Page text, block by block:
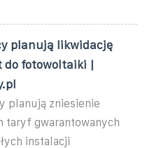
planują likwidację
do fotowoltaiki |
planują zniesienie
taryf gwarantowanych
instalacji